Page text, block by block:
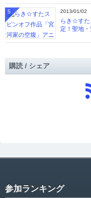
2013/01/02
らき☆すた
定！聖地
5
購読 / シェア
参加ランキング